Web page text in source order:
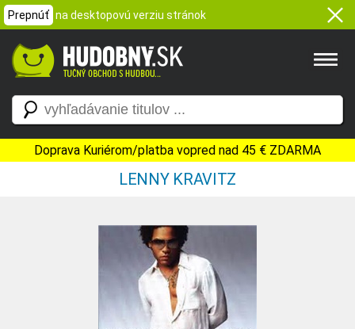
Prepnúť na desktopovú verziu stránok
Doprava Kuriérom/platba vopred nad 45 € ZDARMA
LENNY KRAVITZ